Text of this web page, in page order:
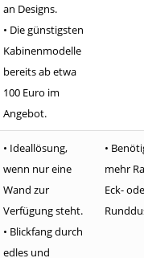
an Designs.
• Die günstigsten
Kabinenmodelle
bereits ab etwa
100 Euro im
Angebot.
• Ideallösung,
wenn nur eine
Wand zur
Verfügung steht.
• Blickfang durch
edles und
•
mehr
Eck-